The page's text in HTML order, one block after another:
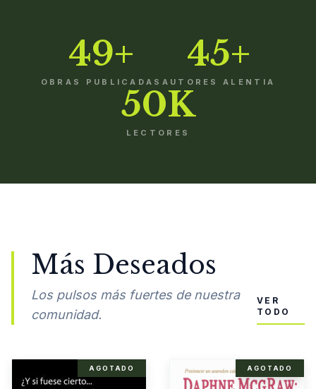
49+
OBRAS PUBLICADAS
45+
AUTORES ALENTIA
50K
LECTORES
Más Deseados
Los pulsos más fuertes de nuestra
comunidad.
VER
TODO
AGOTADO AGOTADO